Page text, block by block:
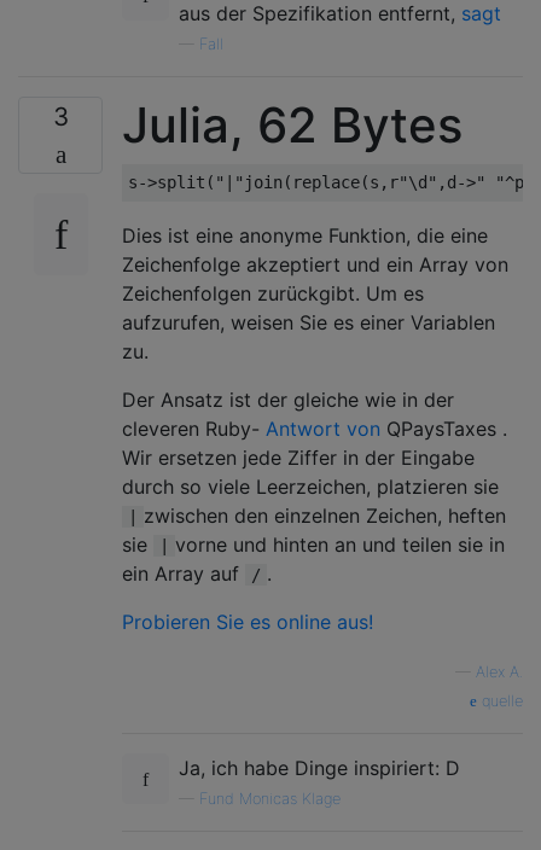
aus der Spezifikation entfernt, sagt
Fall
3 Julia, 62 Bytes
s->split ( "|" join ( replace(s , r"\d" , d ->" "^
Dies ist eine anonyme Funktion, die eine
Zeichenfolge akzeptiert und ein Array von
Zeichenfolgen zurückgibt. Um es
aufzurufen, weisen Sie es einer Variablen
zu.
Der Ansatz ist der gleiche wie in der
cleveren Ruby- Antwort von QPaysTaxes .
Wir ersetzen jede Ziffer in der Eingabe
durch so viele Leerzeichen, platzieren sie
zwischen den einzelnen Zeichen, heften
sie
vorne und hinten an und teilen sie in
ein Array auf
/ .
Probieren Sie es online aus!
Alex A.
quelle
Ja, ich habe Dinge inspiriert: D
Fund Monicas Klage